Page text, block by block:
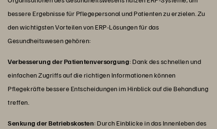
bessere Ergebnisse für Pflegepersonal und Patienten zu erzielen. Zu
den wichtigsten Vorteilen von ERP-Lösungen für das
Gesundheitswesen gehören:
Verbesserung der Patientenversorgung: Dank des schnellen und
einfachen Zugriffs auf die richtigen Informationen können
Pflegekräfte bessere Entscheidungen im Hinblick auf die Behandlung
treffen.
Senkung der Betriebskosten: Durch Einblicke in das Innenleben des